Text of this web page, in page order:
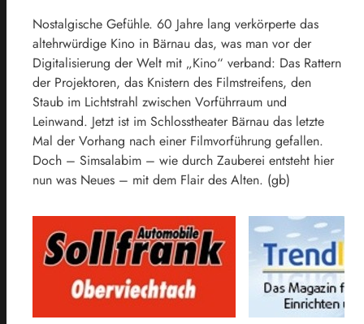
Nostalgische Gefühle. 60 Jahre lang verkörperte das
altehrwürdige Kino in Bärnau das, was man vor der
Digitalisierung der Welt mit „Kino“ verband: Das Rattern
der Projektoren, das Knistern des Filmstreifens, den
Staub im Lichtstrahl zwischen Vorführraum und
Leinwand. Jetzt ist im Schlosstheater Bärnau das letzte
Mal der Vorhang nach einer Filmvorführung gefallen.
Doch – Simsalabim – wie durch Zauberei entsteht hier
nun was Neues – mit dem Flair des Alten. (gb)